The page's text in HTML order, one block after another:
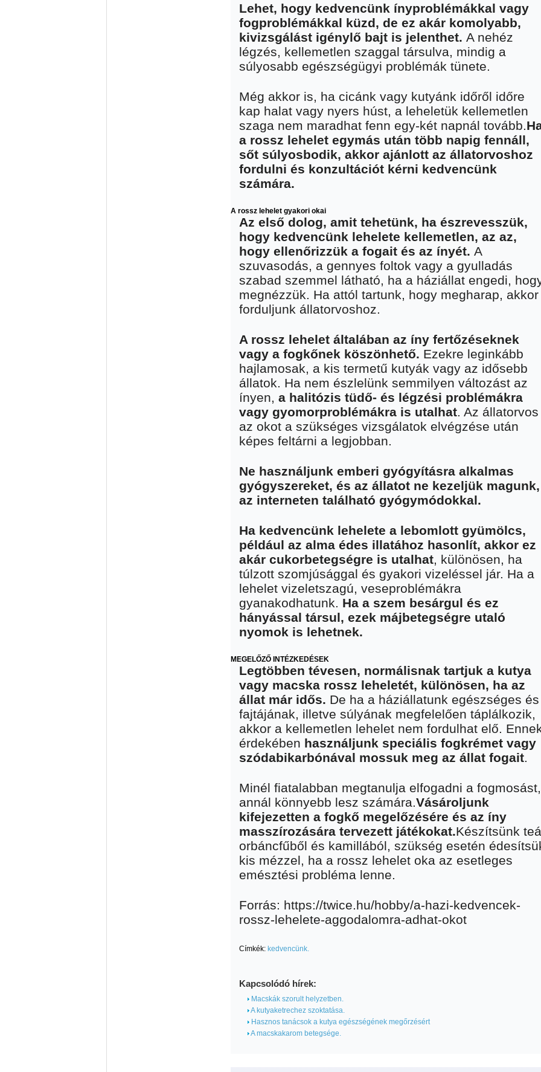
Lehet, hogy kedvencünk ínyproblémákkal vagy
fogproblémákkal küzd, de ez akár komolyabb,
kivizsgálást igénylő bajt is jelenthet. A nehéz
légzés, kellemetlen szaggal társulva, mindig a
súlyosabb egészségügyi problémák tünete.
Még akkor is, ha cicánk vagy kutyánk időről időre
kap halat vagy nyers húst, a leheletük kellemetlen
szaga nem maradhat fenn egy-két napnál tovább.
a rossz lehelet egymás után több napig fennáll,
sőt súlyosbodik, akkor ajánlott az állatorvoshoz
fordulni és konzultációt kérni kedvencünk
számára.
A rossz lehelet gyakori okai
Az első dolog, amit tehetünk, ha észrevesszük,
hogy kedvencünk lehelete kellemetlen, az az,
hogy ellenőrizzük a fogait és az ínyét. A
szuvasodás, a gennyes foltok vagy a gyulladás
szabad szemmel látható, ha a háziállat engedi,
megnézzük. Ha attól tartunk, hogy megharap, akkor
forduljunk állatorvoshoz.
A rossz lehelet általában az íny fertőzéseknek
vagy a fogkőnek köszönhető. Ezekre leginkább
hajlamosak, a kis termetű kutyák vagy az idősebb
állatok. Ha nem észlelünk semmilyen változást az
ínyen, a halitózis tüdő- és légzési problémákra
vagy gyomorproblémákra is utalhat. Az állatorvos
az okot a szükséges vizsgálatok elvégzése után
képes feltárni a legjobban.
Ne használjunk emberi gyógyításra alkalmas
gyógyszereket, és az állatot ne kezeljük magunk,
az interneten található gyógymódokkal.
Ha kedvencünk lehelete a lebomlott gyümölcs,
például az alma édes illatához hasonlít, akkor ez
akár cukorbetegségre is utalhat, különösen, ha
túlzott szomjúsággal és gyakori vizeléssel jár. Ha a
lehelet vizeletszagú, veseproblémákra
gyanakodhatunk. Ha a szem besárgul és ez
hányással társul, ezek májbetegségre utaló
nyomok is lehetnek.
MEGELŐZŐ INTÉZKEDÉSEK
Legtöbben tévesen, normálisnak tartjuk a kutya
vagy macska rossz leheletét, különösen, ha az
állat már idős. De ha a háziállatunk egészséges és
fajtájának, illetve súlyának megfelelően táplálkozik,
akkor a kellemetlen lehelet nem fordulhat elő.
érdekében használjunk speciális fogkrémet vagy
szódabikarbónával mossuk meg az állat fogait.
Minél fiatalabban megtanulja elfogadni a fogmosást,
annál könnyebb lesz számára.Vásároljunk
kifejezetten a fogkő megelőzésére és az íny
masszírozására tervezett játékokat.Készítsünk
orbáncfűből és kamillából, szükség esetén
kis mézzel, ha a rossz lehelet oka az esetleges
emésztési probléma lenne.
Forrás: https://twice.hu/hobby/a-hazi-kedvencek-
rossz-lehelete-aggodalomra-adhat-okot
Címkék: kedvencünk.
Kapcsolódó hírek:
Macskák szorult helyzetben.
A kutyaketrechez szoktatása.
Hasznos tanácsok a kutya egészségének megőrzésért
A macskakarom betegsége.